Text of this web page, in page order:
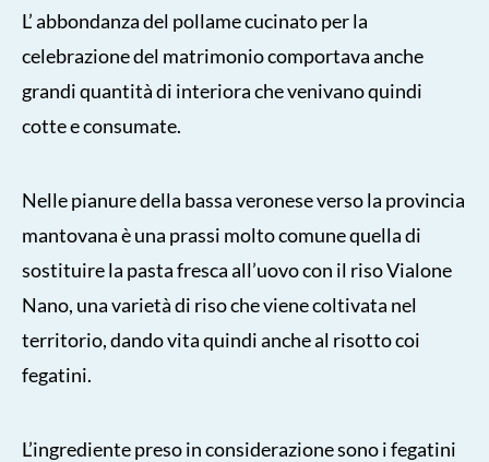
L’ abbondanza del pollame cucinato per la
celebrazione del matrimonio comportava anche
grandi quantità di interiora che venivano quindi
cotte e consumate.
Nelle pianure della bassa veronese verso la provincia
mantovana è una prassi molto comune quella di
sostituire la pasta fresca all’uovo con il riso Vialone
Nano, una varietà di riso che viene coltivata nel
territorio, dando vita quindi anche al risotto coi
fegatini.
L’ingrediente preso in considerazione sono i fegatini